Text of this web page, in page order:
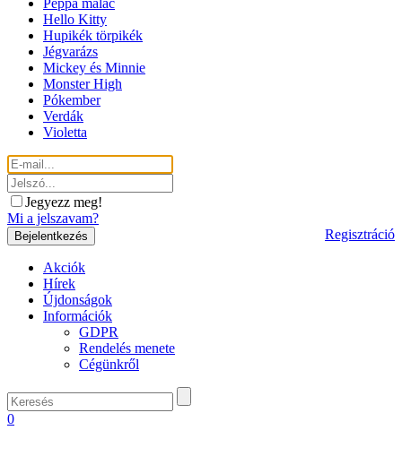
Peppa malac
Hello Kitty
Hupikék törpikék
Jégvarázs
Mickey és Minnie
Monster High
Pókember
Verdák
Violetta
Jegyezz meg!
Mi a jelszavam?
Regisztráció
Akciók
Hírek
Újdonságok
Információk
GDPR
Rendelés menete
Cégünkről
0